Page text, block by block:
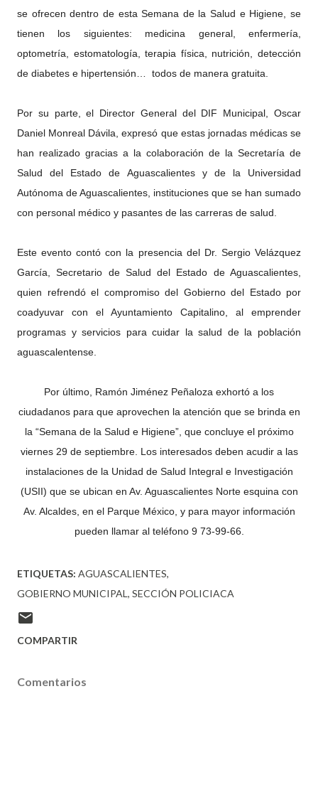
se ofrecen dentro de esta Semana de la Salud e Higiene, se
tienen los siguientes: medicina general, enfermería,
optometría, estomatología, terapia física, nutrición, detección
de diabetes e hipertensión… todos de manera gratuita.
Por su parte, el Director General del DIF Municipal, Oscar
Daniel Monreal Dávila, expresó que estas jornadas médicas se
han realizado gracias a la colaboración de la Secretaría de
Salud del Estado de Aguascalientes y de la Universidad
Autónoma de Aguascalientes, instituciones que se han sumado
con personal médico y pasantes de las carreras de salud.
Este evento contó con la presencia del Dr. Sergio Velázquez
García, Secretario de Salud del Estado de Aguascalientes,
quien refrendó el compromiso del Gobierno del Estado por
coadyuvar con el Ayuntamiento Capitalino, al emprender
programas y servicios para cuidar la salud de la población
aguascalentense.
Por último, Ramón Jiménez Peñaloza exhortó a los
ciudadanos para que aprovechen la atención que se brinda en
la “Semana de la Salud e Higiene”, que concluye el próximo
viernes 29 de septiembre. Los interesados deben acudir a las
instalaciones de la Unidad de Salud Integral e Investigación
(USII) que se ubican en Av. Aguascalientes Norte esquina con
Av. Alcaldes, en el Parque México, y para mayor información
pueden llamar al teléfono 9 73-99-66.
ETIQUETAS: AGUASCALIENTES
GOBIERNO MUNICIPAL SECCIÓN POLICIACA
COMPARTIR
Comentarios